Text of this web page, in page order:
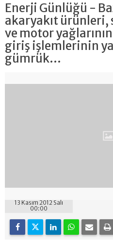
Enerji Günlüğü -
akaryakıt ürünleri,
ve motor
giriş işlemlerinin
gümrük...
13 Kasım 2012 Salı
00:00